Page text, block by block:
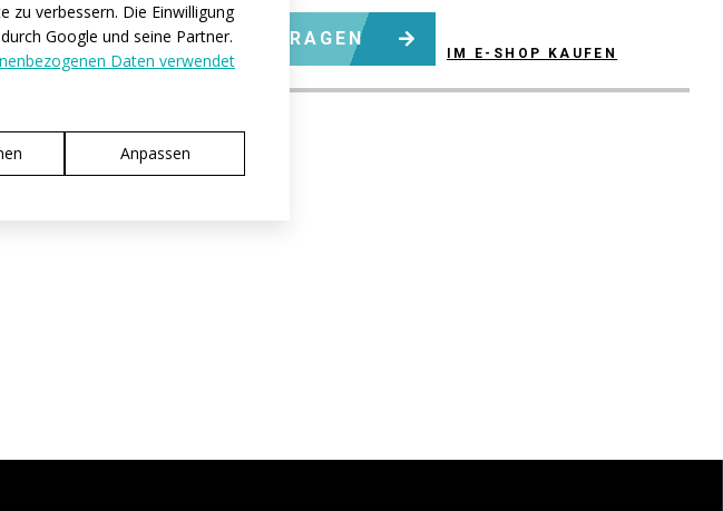
zu verbessern. Die Einwilligung
Google und seine Partner.
Daten verwendet
Anpassen
PRODUKTION ANFRAGEN
IM E-SHOP KAUFEN